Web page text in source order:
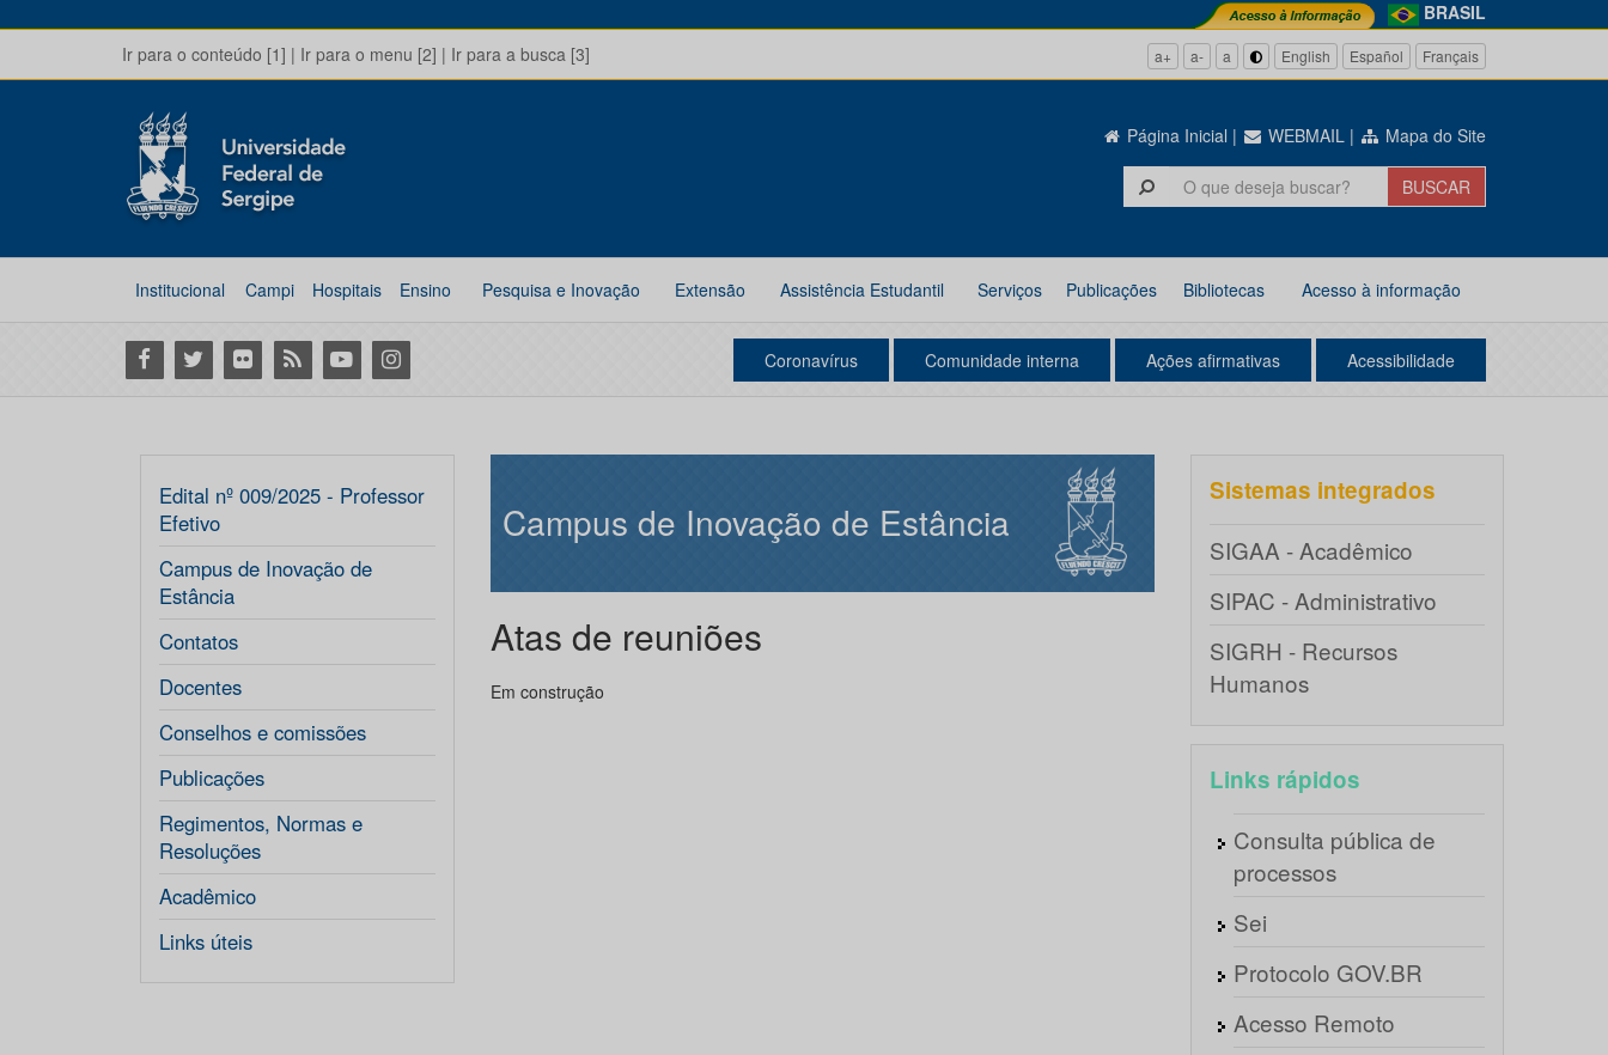
BRASIL
Ir para o conteúdo [1] | Ir para o menu [2] | Ir para a busca [3] a+ a- a English Español Français
Página Inicial | WEBMAIL | Mapa do Site
Institucional Campi Hospitais Ensino Pesquisa e Inovação Extensão Assistência Estudantil Serviços Publicações Bibliotecas Acesso à informação
Facebook
Twitter Flickr RSS YoutubeInstagram Coronavírus Comunidade interna Ações afirmativas Acessibilidade
Edital nº 009/2025 - Professor
Efetivo
Campus de Inovação de
Estância
Contatos
Docentes
Conselhos e comissões
Publicações
Regimentos, Normas e
Resoluções
Acadêmico
Links úteis
Campus de Inovação de Estância
Atas de reuniões
Em construção
Sistemas integrados
SIGAA - Acadêmico
SIPAC - Administrativo
SIGRH - Recursos
Humanos
Links rápidos
Consulta pública de
processos
Sei
Protocolo GOV.BR
Acesso Remoto